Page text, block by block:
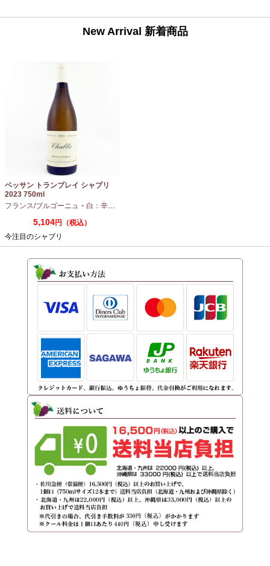
New Arrival 新着商品
ベッサン トランブレイ シャブリ
2023 750ml
フランス/ブルゴーニュ ・ 白：辛口
5,104円（税込）
今注目のシャブリ